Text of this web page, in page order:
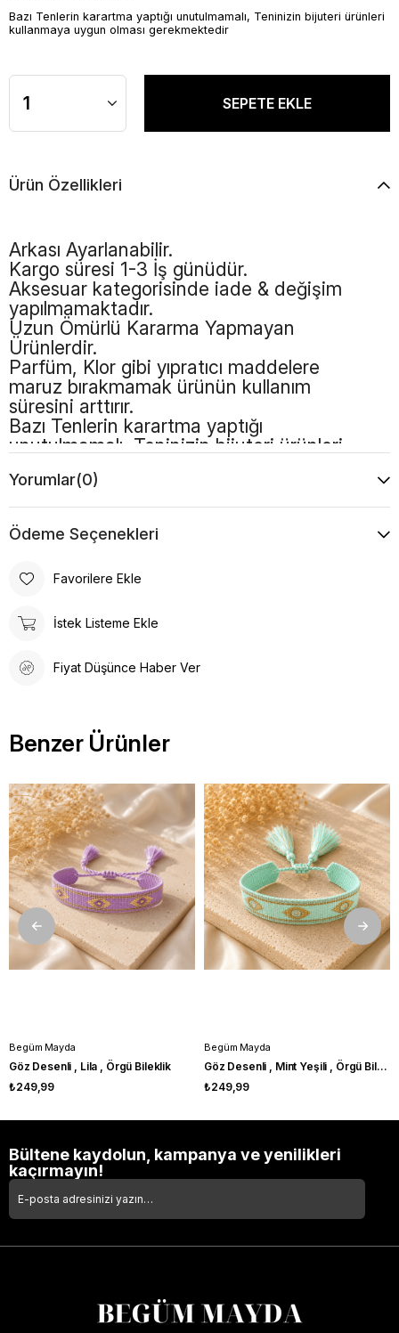
Bazı Tenlerin karartma yaptığı unutulmamalı, Teninizin bijuteri ürünleri
kullanmaya uygun olması gerekmektedir
Ürün Özellikleri
Arkası Ayarlanabilir.
Kargo süresi 1-3 İş günüdür.
Aksesuar kategorisinde iade & değişim
yapılmamaktadır.
Uzun Ömürlü Kararma Yapmayan
Ürünlerdir.
Parfüm, Klor gibi yıpratıcı maddelere
maruz bırakmamak ürünün kullanım
süresini arttırır.
Bazı Tenlerin karartma yaptığı
unutulmamalı, Teninizin bijuteri ürünleri
Yorumlar(0)
Ödeme Seçenekleri
Favorilere Ekle
İstek Listeme Ekle
Fiyat Düşünce Haber Ver
Benzer Ürünler
Begüm Mayda
Göz Desenli , Lila , Örgü Bileklik
₺249,99
Begüm Mayda
Göz Desenli , Mint Yeşili , Örgü Bileklik
₺249,99
Bültene kaydolun, kampanya ve yenilikleri
kaçırmayın!